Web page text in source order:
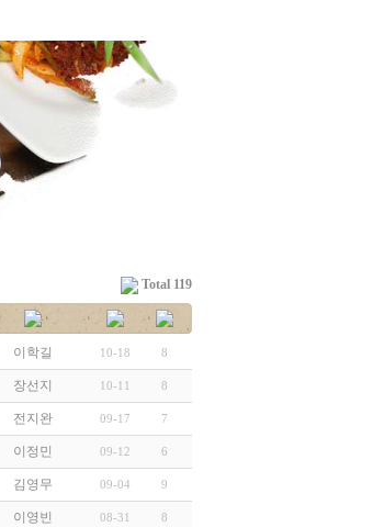
Total 119
이학길 10-18 8
장선지 10-11 8
전지완 09-17 7
이정민 09-12 6
김영무 09-04 9
이영빈 08-31 8